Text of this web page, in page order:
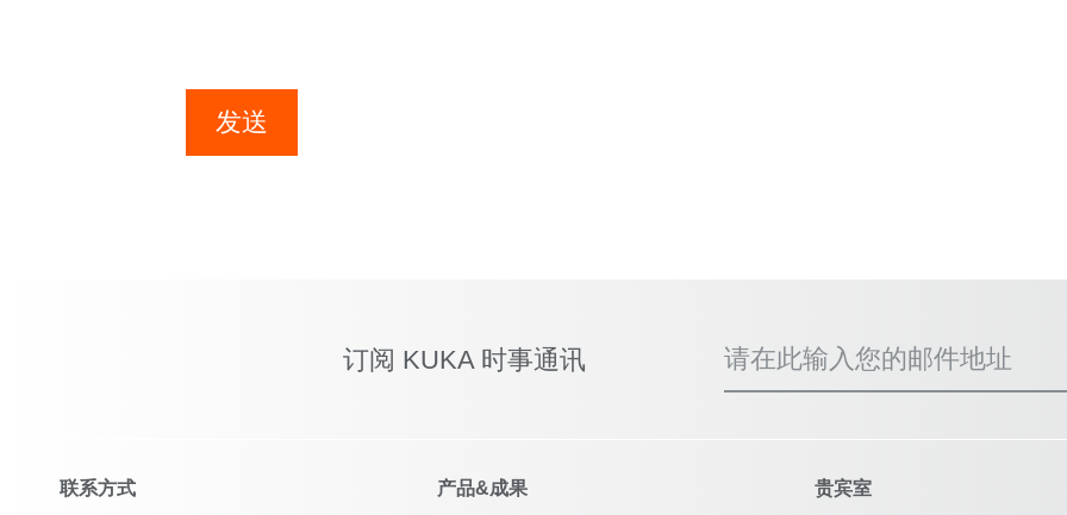
发送
订阅 KUKA 时事通讯 请在此输入您的邮件地址
联系方式 产品&成果 贵宾室